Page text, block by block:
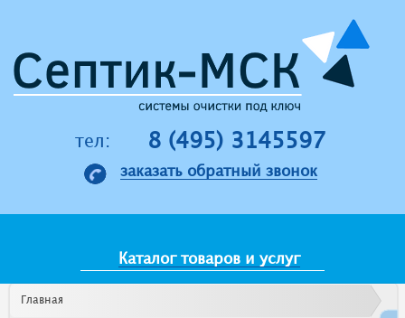
тел: 8 (495) 3145597
заказать обратный звонок
Каталог товаров и услуг
Главная